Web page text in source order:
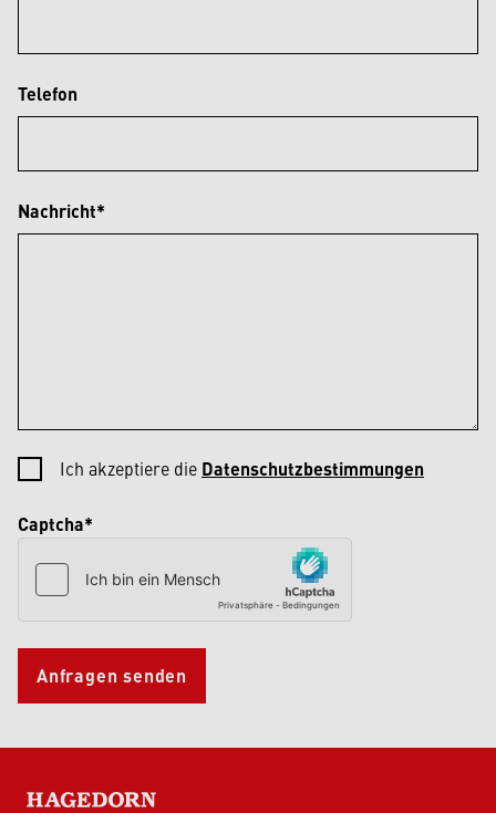
Telefon
Nachricht*
Ich akzeptiere die Datenschutzbestimmungen
Captcha*
Anfragen senden
HAGEDORN